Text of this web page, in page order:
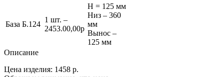
База Б.124
1 шт. –
2453.00,00р
Н = 125 мм
Низ – 360
мм
Вынос –
125 мм
Описание
Цена изделия: 1458 р.